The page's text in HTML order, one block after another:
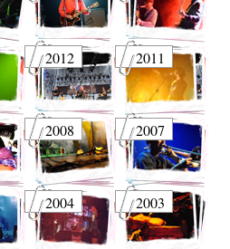
2012 2011
2008 2007
2004 2003